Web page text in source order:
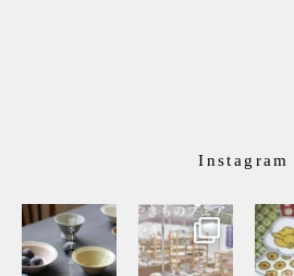
Instagram